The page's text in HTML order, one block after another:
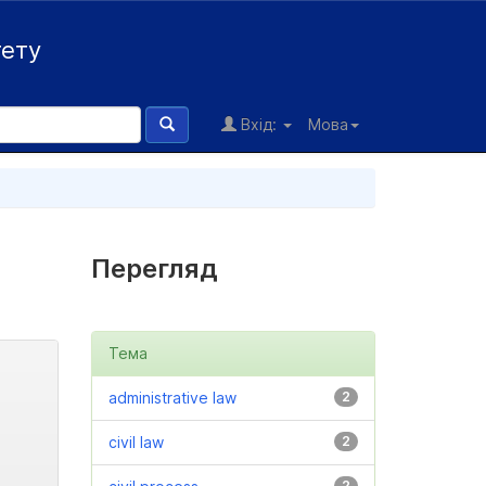
Мова
Вхід:
Перегляд
Тема
2
administrative law
2
civil law